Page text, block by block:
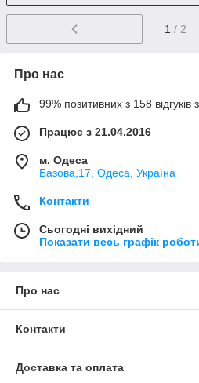
1 / 2
Про нас
99% позитивних з 158 відгуків
Працює з 21.04.2016
м. Одеса
Базова,17, Одеса, Україна
Контакти
Сьогодні вихідний
Показати весь графік
Про нас
Контакти
Доставка та оплата